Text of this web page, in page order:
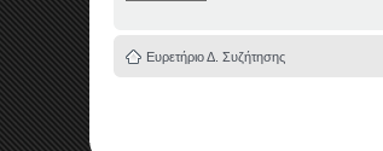
Ευρετήριο Δ. Συζήτησης